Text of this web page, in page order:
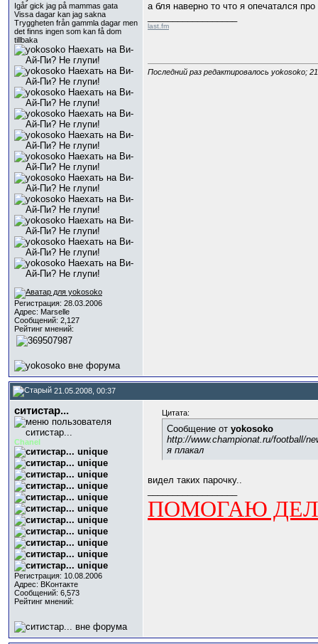
Igår gick jag på mammas gata
Vissa dagar kan jag sakna
Tryggheten från gammla dagar men
det finns ingen som kan få dom
tillbaka
Регистрация: 28.03.2006
Адрес: Marselle
Сообщений: 2,127
Рейтинг мнений:
а бля наверно то что я опечатался
last.fm
Последний раз редактировалось yokosoko;
21.05.2008, 00:37
ситистар...
Chanel
Регистрация: 10.08.2006
Адрес: BKонтактe
Сообщений: 6,573
Рейтинг мнений:
Цитата:
Сообщение от yokosoko
http://www.championat.ru/football/
я плакал
видел таких парочку..
ПОМОГАЮ